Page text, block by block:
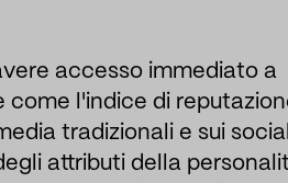
accesso immediato a
come l'indice di
tradizionali e sui
attributi della